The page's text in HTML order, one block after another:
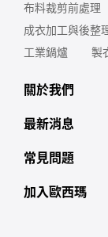
布料裁剪前處理
成衣加工與後整
工業鍋爐
製
關於我們
最新消息
常見問題
加入歐西瑪